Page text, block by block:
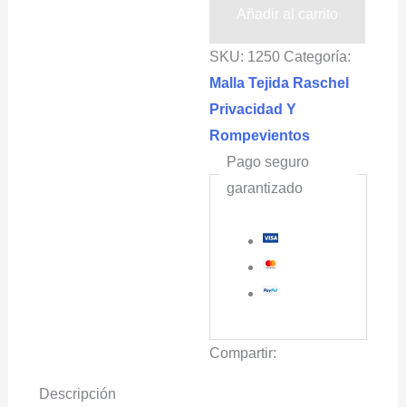
color
OBAMALLA®
cantidad
Añadir al carrito
SKU: 1250 Categoría:
Malla Tejida Raschel
Privacidad Y
Rompevientos
Pago seguro
garantizado
Compartir:
Descripción